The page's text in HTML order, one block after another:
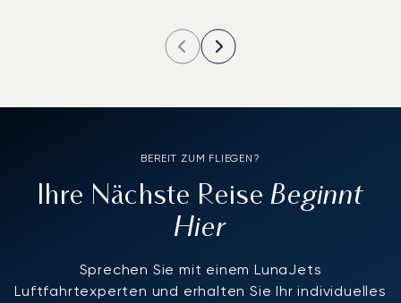
BEREIT ZUM FLIEGEN?
Ihre Nächste ReiseBeginnt
Hier
Sprechen Sie mit einem LunaJets
Luftfahrtexperten und erhalten Sie Ihr individuelles